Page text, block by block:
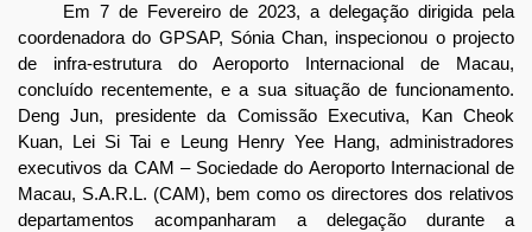
Em 7 de Fevereiro de 2023, a delegação dirigida pela
coordenadora do GPSAP, Sónia Chan, inspecionou o projecto
de infra-estrutura do Aeroporto Internacional de Macau,
concluído recentemente, e a sua situação de funcionamento.
Deng Jun, presidente da Comissão Executiva, Kan Cheok
Kuan, Lei Si Tai e Leung Henry Yee Hang, administradores
executivos da CAM – Sociedade do Aeroporto Internacional de
Macau, S.A.R.L. (CAM), bem como os directores dos relativos
departamentos acompanharam a delegação durante a